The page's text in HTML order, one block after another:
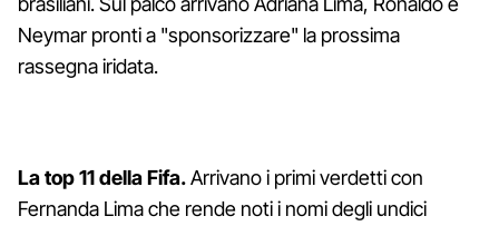
Neymar pronti a "sponsorizzare" la prossima
rassegna iridata.
La top 11 della Fifa.Arrivano i primi verdetti con
Fernanda Lima che rende noti i nomi degli undici